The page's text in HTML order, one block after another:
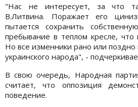
"Нас не интересует, за что
В.Литвина. Поражает его
пытается сохранить
пребывание в теплом кресле,
Но все изменники рано или поздно
украинского народа", -
В свою очередь, Народная
считает, что оппозиция
поведение.